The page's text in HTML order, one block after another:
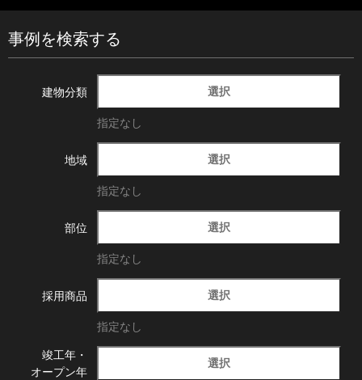
事例を検索する
建物分類 選択
指定なし
地域 選択
指定なし
部位 選択
指定なし
採用商品 選択
指定なし
竣工年・
オープン年
選択